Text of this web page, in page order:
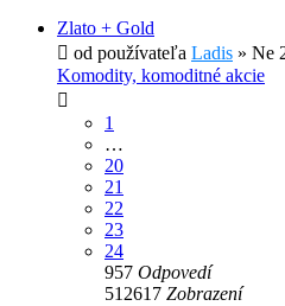
Zlato + Gold
od používateľa Ladis » Ne
Komodity, komoditné akcie
1
…
20
21
22
23
24
957 Odpovedí
512617 Zobrazení